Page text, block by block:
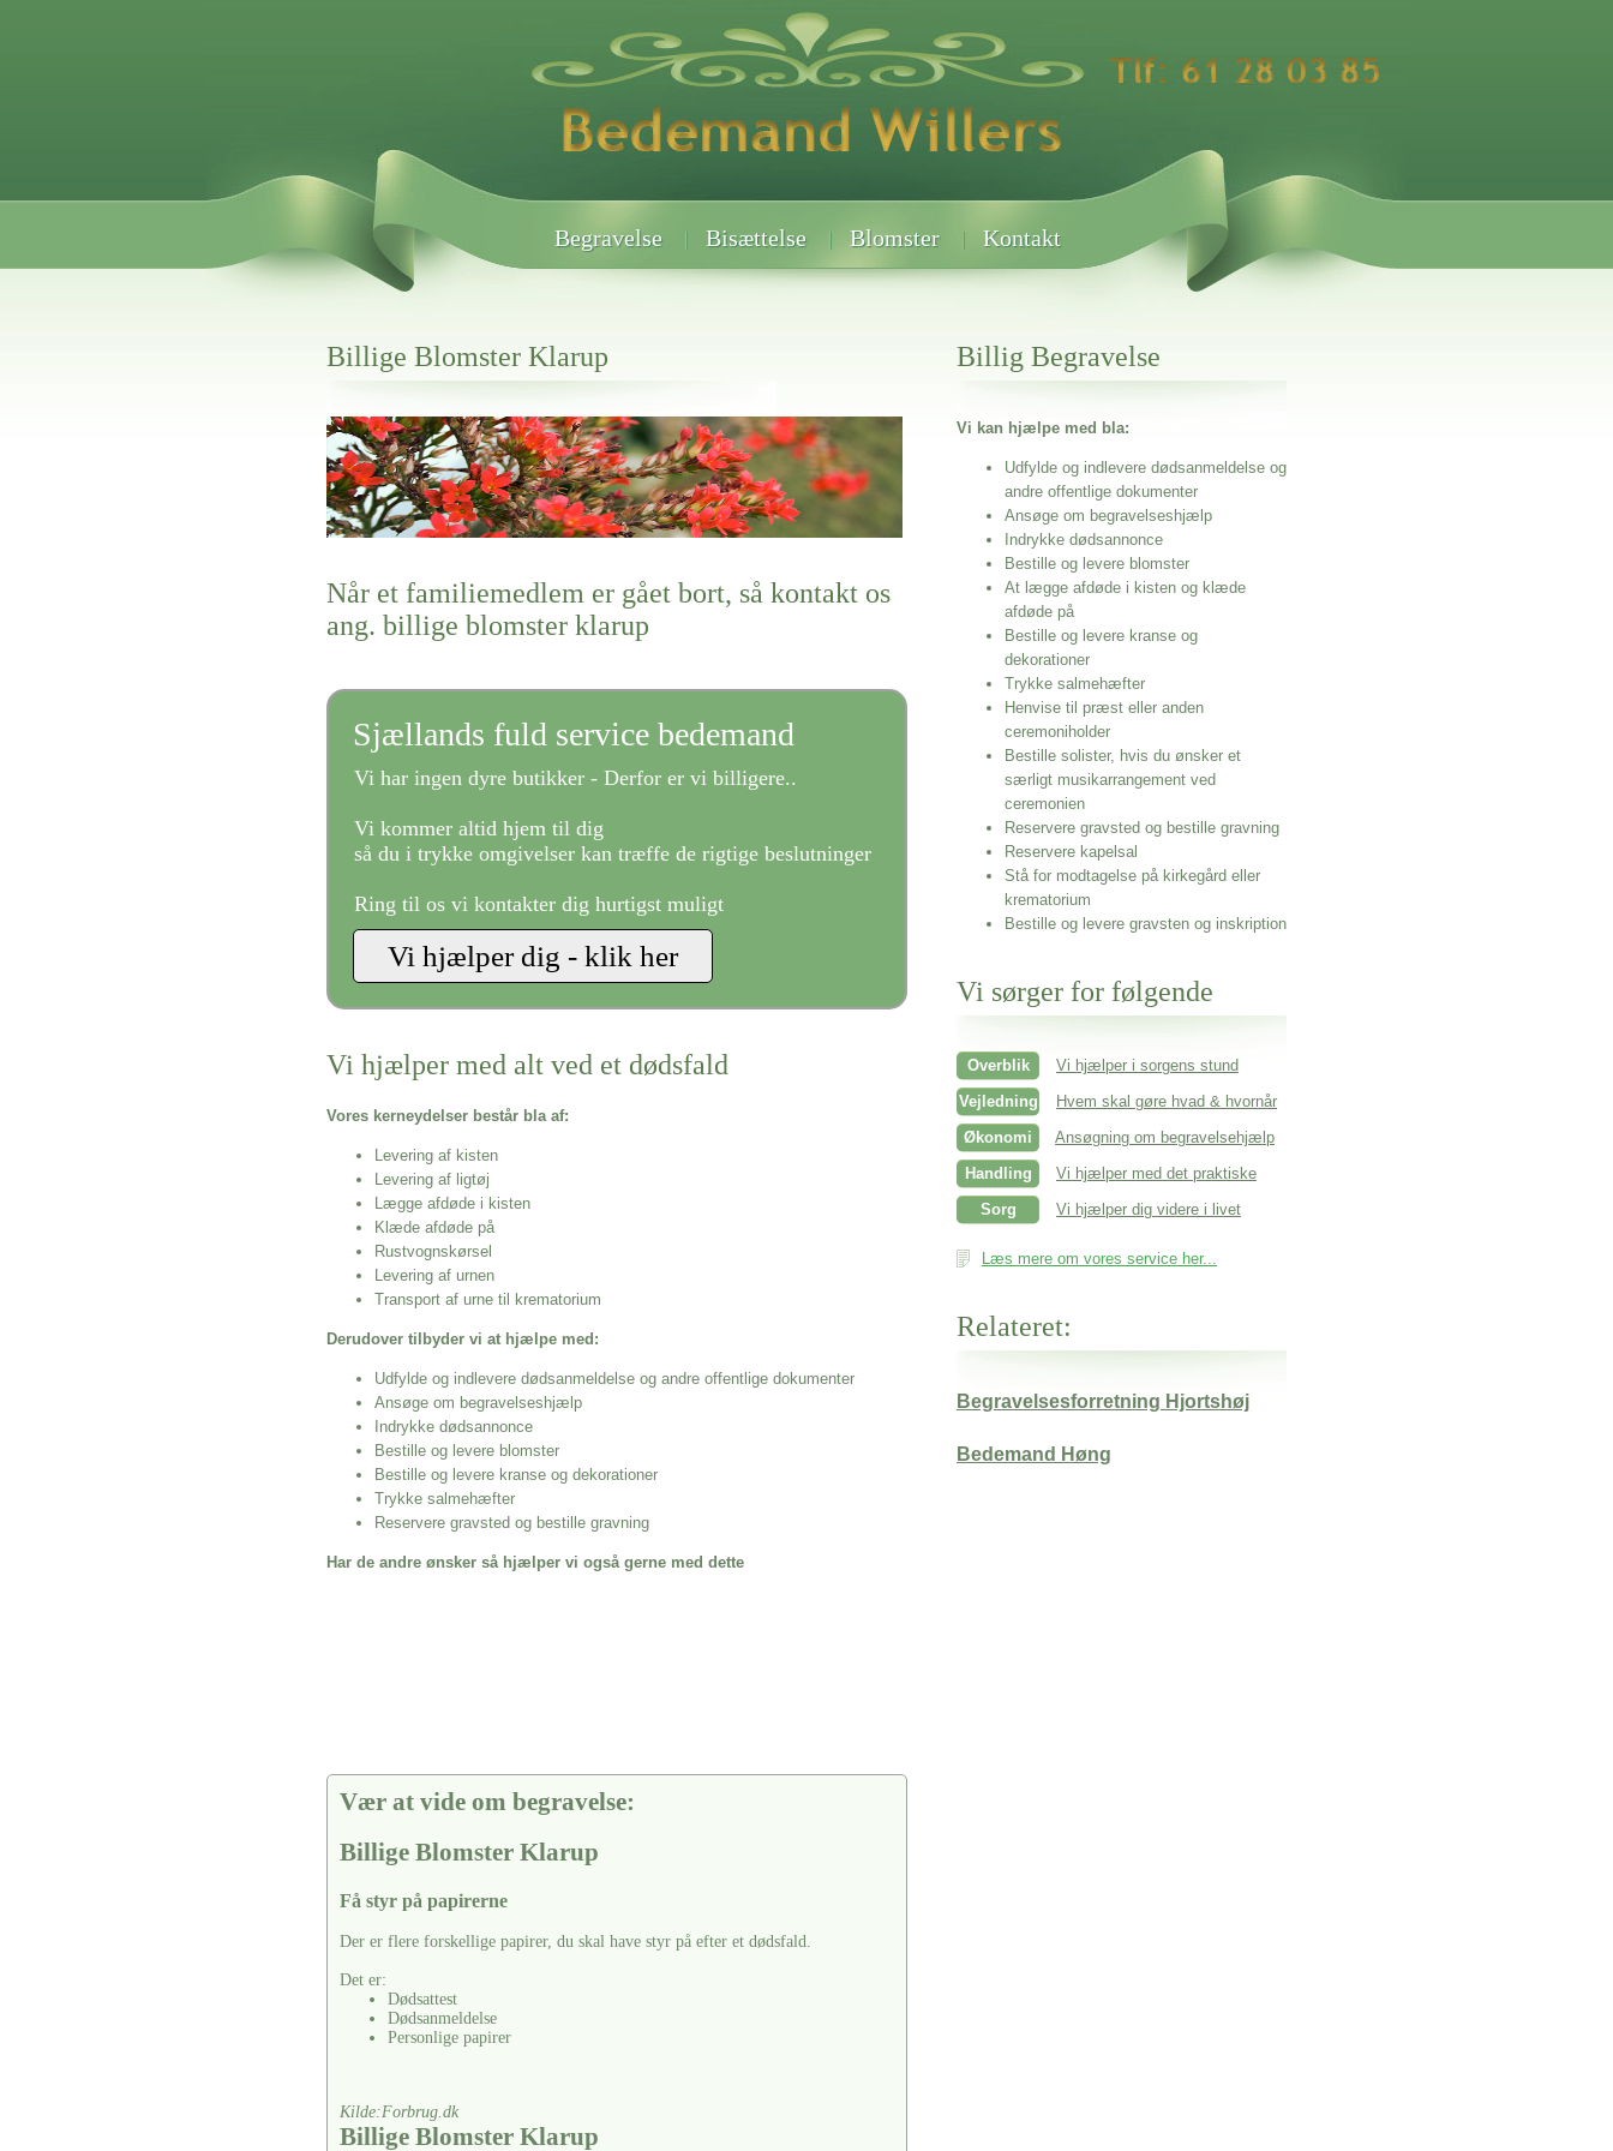
Begravelse Bisættelse Blomster Kontakt
Billige Blomster Klarup
Her hos os får du altid en god afslutning når det gælder
Billige Blomster Klarup
vi hjælper i alle faser af begravelsel
Når et familiemedlem er gået bort, så kontakt os
ang. billige blomster klarup
Sjællands fuld service bedemand
Vi har ingen dyre butikker - Derfor er vi billigere..
Vi kommer altid hjem til dig
så du i trykke omgivelser kan træffe de rigtige beslutninger
Ring til os vi kontakter dig hurtigst muligt
Vi hjælper med alt ved et dødsfald
Vores kerneydelser består bla af:
Levering af kisten
Levering af ligtøj
Lægge afdøde i kisten
Klæde afdøde på
Rustvognskørsel
Levering af urnen
Transport af urne til krematorium
Derudover tilbyder vi at hjælpe med:
Udfylde og indlevere dødsanmeldelse og andre offentlige dokumenter
Ansøge om begravelseshjælp
Indrykke dødsannonce
Bestille og levere blomster
Bestille og levere kranse og dekorationer
Trykke salmehæfter
Reservere gravsted og bestille gravning
Har de andre ønsker så hjælper vi også gerne med dette
Vær at vide om begravelse:
Billige Blomster Klarup
Få styr på papirerne
Der er flere forskellige papirer, du skal have styr på efter et dødsfald.
Det er:
Dødsattest
Dødsanmeldelse
Personlige papirer
Kilde:Forbrug.dk
Billige Blomster Klarup
Billig Begravelse
Vi kan hjælpe med bla:
Udfylde og indlevere dødsanmeldelse og
andre offentlige dokumenter
Ansøge om begravelseshjælp
Indrykke dødsannonce
Bestille og levere blomster
At lægge afdøde i kisten og klæde
afdøde på
Bestille og levere kranse og
dekorationer
Trykke salmehæfter
Henvise til præst eller anden
ceremoniholder
Bestille solister, hvis du ønsker et
særligt musikarrangement ved
ceremonien
Reservere gravsted og bestille gravning
Reservere kapelsal
Stå for modtagelse på kirkegård eller
krematorium
Bestille og levere gravsten og inskription
Vi sørger for følgende
Overblik
Vi hjælper i sorgens stund
Vejledning
Hvem skal gøre hvad & hvornår
Økonomi
Ansøgning om begravelsehjælp
Handling
Vi hjælper med det praktiske
Sorg
Vi hjælper dig videre i livet
Læs mere om vores service her...
Relateret:
Begravelsesforretning Hjortshøj
Bedemand Høng